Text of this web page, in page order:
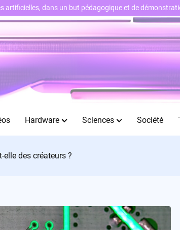
Hardware Sciences Société
des créateurs ?
artificielles, dans un but pédagogique et de